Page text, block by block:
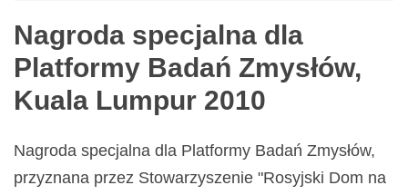
Nagroda specjalna dla
Platformy Badań Zmysłów,
Kuala Lumpur 2010
Nagroda specjalna dla Platformy Badań Zmysłów,
przyznana przez Stowarzyszenie "Rosyjski Dom na